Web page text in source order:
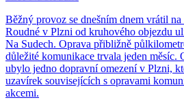
Běžný provoz se dnešním dnem vrátil
Roudné v Plzni od kruhového objezdu
Na Sudech. Oprava přibližně
důležité komunikace trvala jeden měsíc.
ubylo jedno dopravní omezení v Plzni,
uzavírek souvisejících s opravami
akcemi.